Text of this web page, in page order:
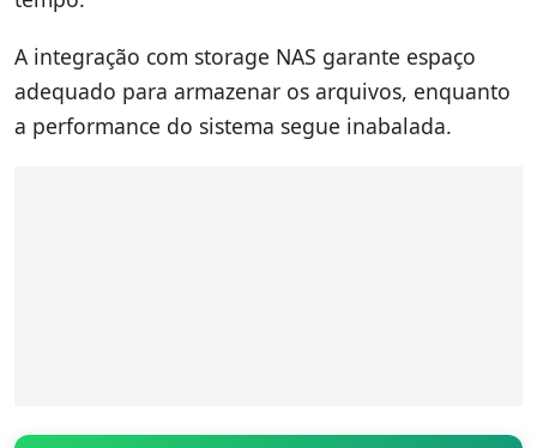
A integração com storage NAS garante espaço
adequado para armazenar os arquivos, enquanto
a performance do sistema segue inabalada.